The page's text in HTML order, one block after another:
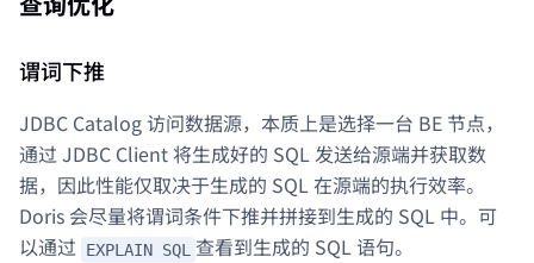
谓词下推
JDBC Catalog 访问数据源，本质上是选择一台 BE 节点，
通过 JDBC Client 将生成好的 SQL 发送给源端并获取数
据，因此性能仅取决于生成的 SQL 在源端的执行效率。
Doris 会尽量将谓词条件下推并拼接到生成的 SQL 中。可
以通过 EXPLAIN SQL 查看到生成的 SQL 语句。